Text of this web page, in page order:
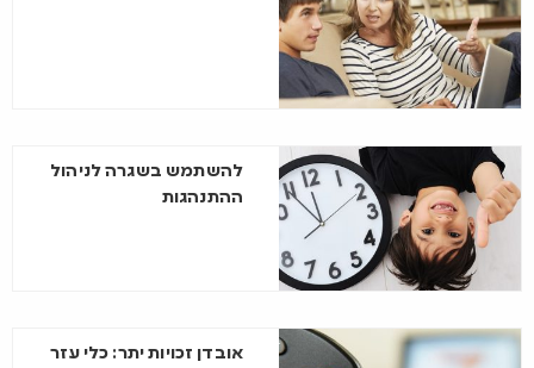
להשתמש בשגרה לניהול
ההתנהגות
אובדן זכויות יתר: כלי עזר